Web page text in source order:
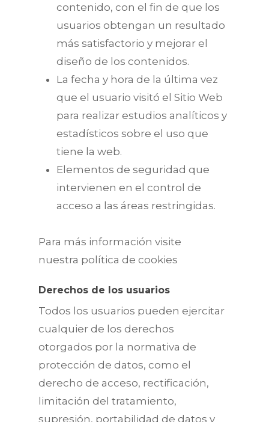
contenido, con el fin de que los
usuarios obtengan un resultado
más satisfactorio y mejorar el
diseño de los contenidos.
La fecha y hora de la última vez
que el usuario visitó el Sitio Web
para realizar estudios analíticos y
estadísticos sobre el uso que
tiene la web.
Elementos de seguridad que
intervienen en el control de
acceso a las áreas restringidas.
Para más información visite
nuestra política de cookies
Derechos de los usuarios
Todos los usuarios pueden ejercitar
cualquier de los derechos
otorgados por la normativa de
protección de datos, como el
derecho de acceso, rectificación,
limitación del tratamiento,
supresión, portabilidad de datos y